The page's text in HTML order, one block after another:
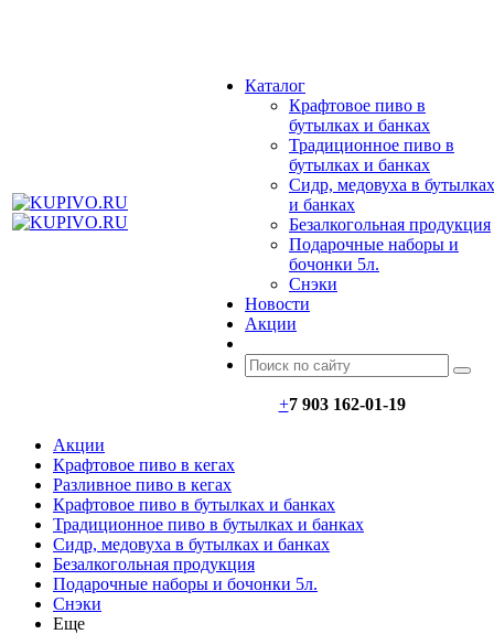
Каталог
Крафтовое пиво в
бутылках и банках
Традиционное пиво в
бутылках и банках
Сидр, медовуха в бутылках
и банках
Безалкогольная продукция
Подарочные наборы и
бочонки 5л.
Снэки
Новости
Акции
+7 903 162-01-19
Акции
Крафтовое пиво в кегах
Разливное пиво в кегах
Крафтовое пиво в бутылках и банках
Традиционное пиво в бутылках и банках
Сидр, медовуха в бутылках и банках
Безалкогольная продукция
Подарочные наборы и бочонки 5л.
Снэки
Еще